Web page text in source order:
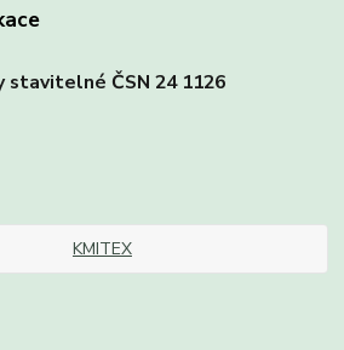
ČSN 24 1126
KMITEX